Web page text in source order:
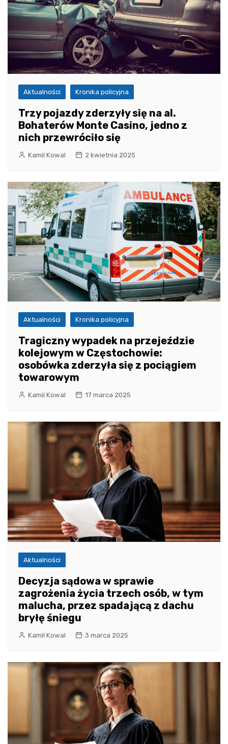
Aktualności Kronika policyjna
Trzy pojazdy zderzyły się na al.
Bohaterów Monte Casino, jedno z
nich przewróciło się
Kamil Kowal 2 kwietnia 2025
Aktualności Kronika policyjna
Tragiczny wypadek na przejeździe
kolejowym w Częstochowie:
osobówka zderzyła się z pociągiem
towarowym
Kamil Kowal 17 marca 2025
Aktualności
Decyzja sądowa w sprawie
zagrożenia życia trzech osób, w tym
malucha, przez spadającą z dachu
bryłę śniegu
Kamil Kowal 3 marca 2025